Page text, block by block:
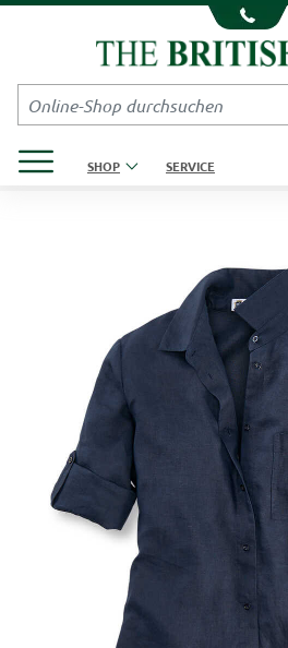
Kompletten Head der Seite überspringen
SHOP SERVICE